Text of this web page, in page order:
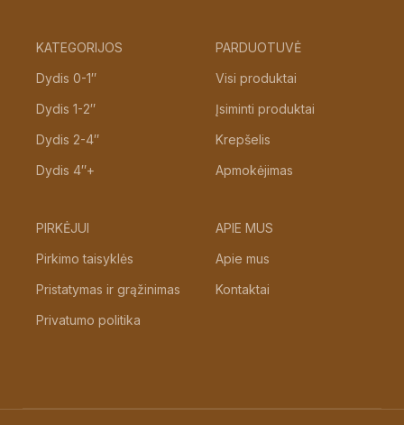
KATEGORIJOS
Dydis 0-1″
Dydis 1-2″
Dydis 2-4″
Dydis 4″+
PARDUOTUVĖ
Visi produktai
Įsiminti produktai
Krepšelis
Apmokėjimas
PIRKĖJUI
Pirkimo taisyklės
Pristatymas ir grąžinimas
Privatumo politika
APIE MUS
Apie mus
Kontaktai